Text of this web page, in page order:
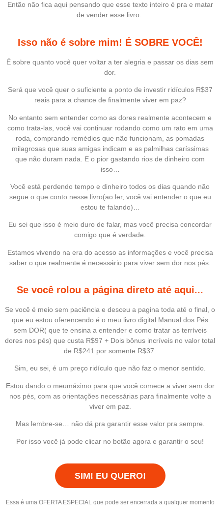
Então não fica aqui pensando que esse texto inteiro é pra e matar
de vender esse livro.
Isso não é sobre mim! É SOBRE VOCÊ!
É sobre quanto você quer voltar a ter alegria e passar os dias sem
dor.
Será que você quer o suficiente a ponto de investir ridículos R$37
reais para a chance de finalmente viver em paz?
No entanto sem entender como as dores realmente acontecem e
como trata-las, você vai continuar rodando como um rato em uma
roda, comprando remédios que não funcionam, as pomadas
milagrosas que suas amigas indicam e as palmilhas caríssimas
que não duram nada. E o pior gastando rios de dinheiro com
isso…
Você está perdendo tempo e dinheiro todos os dias quando não
segue o que conto nesse livro(ao ler, você vai entender o que eu
estou te falando)…
Eu sei que isso é meio duro de falar, mas você precisa concordar
comigo que é verdade.
Estamos vivendo na era do acesso as informações e você precisa
saber o que realmente é necessário para viver sem dor nos pés.
Se você rolou a página direto até aqui...
Se você é meio sem paciência e desceu a pagina toda até o final, o
que eu estou oferencendo é o meu livro digital Manual dos Pés
sem DOR( que te ensina a entender e como tratar as terríveis
dores nos pés) que custa R$97 + Dois bônus incríveis no valor total
de R$241 por somente R$37.
Sim, eu sei, é um preço ridículo que não faz o menor sentido.
Estou dando o meumáximo para que você comece a viver sem dor
nos pés, com as orientações necessárias para finalmente volte a
viver em paz.
Mas lembre-se… não dá pra garantir esse valor pra sempre.
Por isso você já pode clicar no botão agora e garantir o seu!
SIM! EU QUERO!
Essa é uma OFERTA ESPECIAL que pode ser encerrada a qualquer momento